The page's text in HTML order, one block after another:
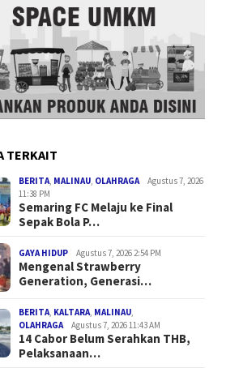
TERKAIT
BERITA MALINAU OLAHRAGA
Agustus 7, 2026
11:38 PM
Semaring FC Melaju ke Final
Sepak Bola P…
GAYA HIDUP Agustus 7, 2026 2:54 PM
Mengenal Strawberry
Generation, Generasi…
BERITA KALTARA MALINAU
OLAHRAGA
Agustus 7, 2026 11:43 AM
14 Cabor Belum Serahkan THB,
Pelaksanaan…